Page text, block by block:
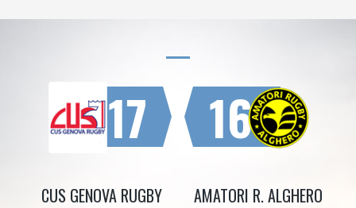
17
CUS GENOVA RUGBY
16
AMATORI R. ALGHERO